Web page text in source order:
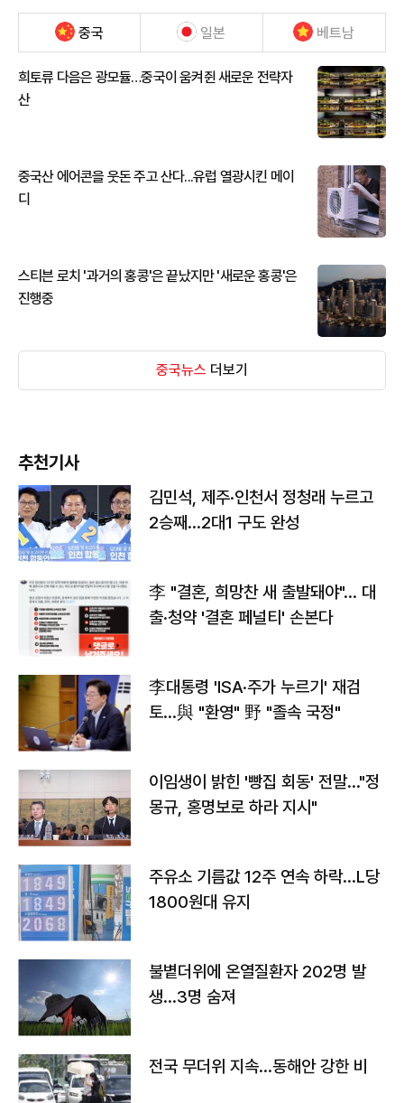
중국 일본 베트남
희토류 다음은 광모듈…중국이 움켜쥔 새로운 전략자
산
중국산 에어콘을 웃돈 주고 산다...유럽 열광시킨 메이
디
스티븐 로치 '과거의 홍콩'은 끝났지만 '새로운 홍콩'은
진행중
중국뉴스 더보기
추천기사
김민석, 제주·인천서 정청래 누르고
2승째…2대1 구도 완성
李 "결혼, 희망찬 새 출발돼야"… 대
출·청약 '결혼 페널티' 손본다
李대통령 'ISA·주가 누르기' 재검
토…與 "환영" 野 "졸속 국정"
이임생이 밝힌 '빵집 회동' 전말…"정
몽규, 홍명보로 하라 지시"
주유소 기름값 12주 연속 하락…L당
1800원대 유지
불볕더위에 온열질환자 202명 발
생…3명 숨져
전국 무더위 지속…동해안 강한 비